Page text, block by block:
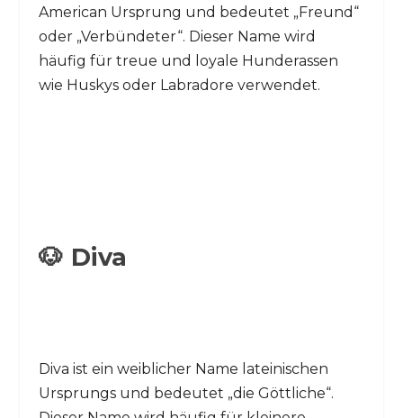
American Ursprung und bedeutet „Freund“
oder „Verbündeter“. Dieser Name wird
häufig für treue und loyale Hunderassen
wie Huskys oder Labradore verwendet.
🐶 Diva
Diva ist ein weiblicher Name lateinischen
Ursprungs und bedeutet „die Göttliche“.